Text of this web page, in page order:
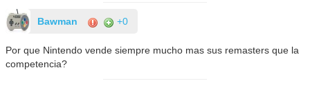
Bawman +0
Por que Nintendo vende siempre mucho mas sus remasters que la
competencia?